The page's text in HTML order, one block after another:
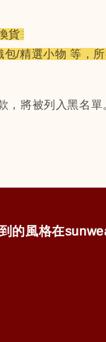
貨
包/精選小物 等，
，將被列入黑名
的風格在